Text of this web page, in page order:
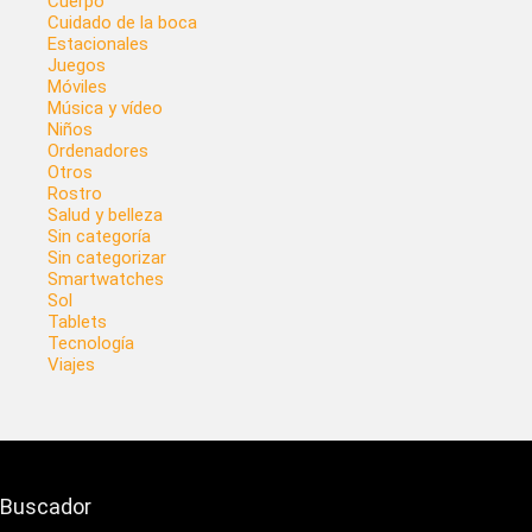
Cuidado de la boca
Estacionales
Juegos
Móviles
Música y vídeo
Niños
Ordenadores
Otros
Rostro
Salud y belleza
Sin categoría
Sin categorizar
Smartwatches
Sol
Tablets
Tecnología
Viajes
Buscador